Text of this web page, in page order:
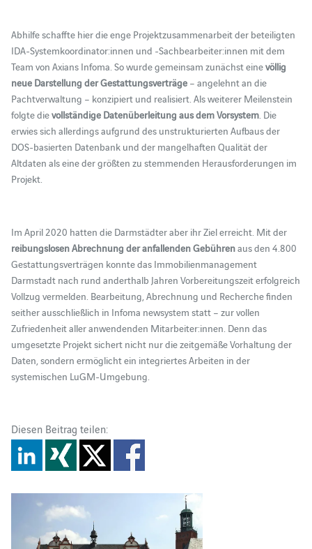
Abhilfe schaffte hier die enge Projektzusammenarbeit der beteiligten
IDA-Systemkoordinator:innen und -Sachbearbeiter:innen mit dem
Team von Axians Infoma. So wurde gemeinsam zunächst einevöllig
neue Darstellung der Gestattungsverträge– angelehnt an die
Pachtverwaltung – konzipiert und realisiert. Als weiterer Meilenstein
folgte dievollständige Datenüberleitung aus dem Vorsystem. Die
erwies sich allerdings aufgrund des unstrukturierten Aufbaus der
DOS-basierten Datenbank und der mangelhaften Qualität der
Altdaten als eine der größten zu stemmenden Herausforderungen im
Projekt.
Im April 2020 hatten die Darmstädter aber ihr Ziel erreicht. Mit der
reibungslosen Abrechnung der anfallenden Gebührenaus den 4.800
Gestattungsverträgen konnte das Immobilienmanagement
Darmstadt nach rund anderthalb Jahren Vorbereitungszeit erfolgreich
Vollzug vermelden. Bearbeitung, Abrechnung und Recherche finden
seither ausschließlich in Infoma newsystem statt – zur vollen
Zufriedenheit aller anwendenden Mitarbeiter:innen. Denn das
umgesetzte Projekt sichert nicht nur die zeitgemäße Vorhaltung der
Daten, sondern ermöglicht ein integriertes Arbeiten in der
systemischen LuGM-Umgebung.
Diesen Beitrag teilen: